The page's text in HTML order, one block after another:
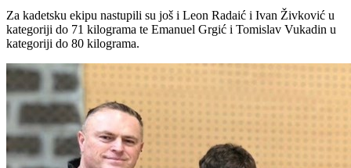
Za kadetsku ekipu nastupili su još i Leon Radaić i Ivan Živković u
kategoriji do 71 kilograma te Emanuel Grgić i Tomislav Vukadin u
kategoriji do 80 kilograma.